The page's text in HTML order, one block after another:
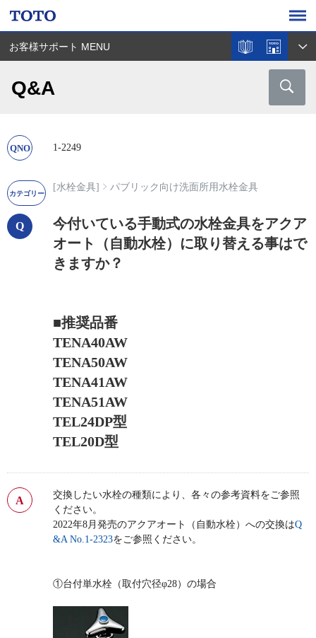
お客様サポート MENU
Q&A
1-2249
[水栓金具] パブリック向け洗面所用水栓金具
今付いている手動式の水栓金具をアクア
オート（自動水栓）に取り替える事はで
きますか？
■推奨品番
TENA40AW
TENA50AW
TENA41AW
TENA51AW
TEL24DP型
TEL20D型
交換したい水栓の種類により、各々の参考資料をご参照
ください。
2022年8月発売のアクアオート（自動水栓）への交換はQ
&A No.1-2323をご参照ください。
①台付単水栓（取付穴径φ28）の場合